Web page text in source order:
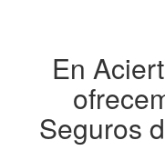
En
Seguros